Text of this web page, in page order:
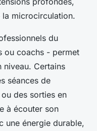
microcirculation.
du
ou coachs - permet
niveau. Certains
séances de
des sorties en
à écouter son
une énergie durable,